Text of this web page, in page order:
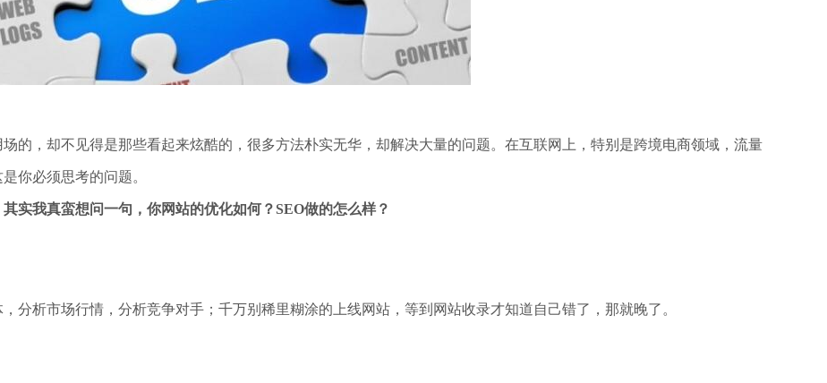
的，却不见得是那些看起来炫酷的，很多方法朴实无华，却解决大量的问题。在互联网上，特别是跨境电商领域，流量
你必须思考的问题。
实我真蛮想问一句，你网站的优化如何？SEO做的怎么样？
分析市场行情，分析竞争对手；千万别稀里糊涂的上线网站，等到网站收录才知道自己错了，那就晚了。